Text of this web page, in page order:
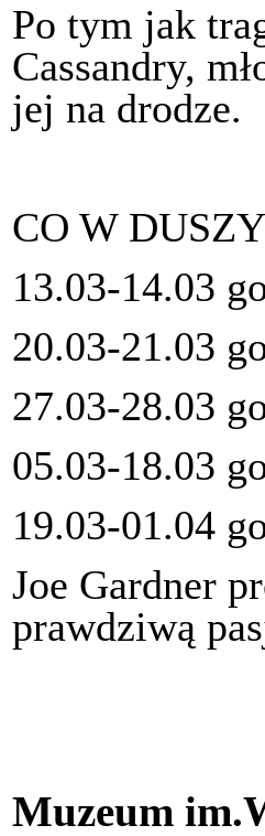
Po tym jak
Cassandry,
jej na drodze.
CO W
13.03-14.03
20.03-21.03
27.03-28.03
05.03-18.03
19.03-01.04
Joe Gardner
prawdziwą
Muzeum